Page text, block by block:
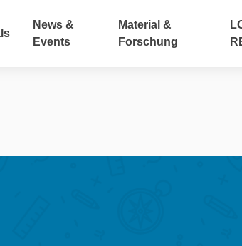
News &
Events
Material &
Forschung